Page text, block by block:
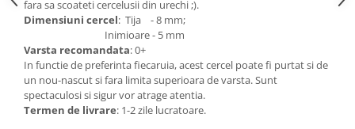
fara sa scoateti cercelusii din urechi ;).
Dimensiuni cercel: Tija - 8 mm;
Inimioare - 5 mm
Varsta recomandata: 0+
In functie de preferinta fiecaruia, acest cercel poate fi purtat si de
un nou-nascut si fara limita superioara de varsta. Sunt
spectaculosi si sigur vor atrage atentia.
Termen de livrare: 1-2 zile lucratoare.